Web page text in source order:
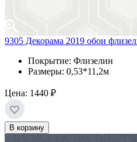
9305 Декорама 2019 обои
Покрытие: Флизелин
Размеры: 0,53*11,2м
Цена: 1440 ₽
В корзину